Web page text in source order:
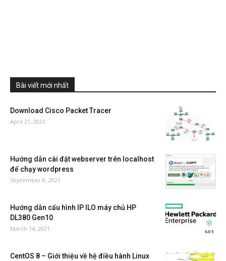
Bài viết mới nhất
Download Cisco Packet Tracer
April 21, 2023
Hướng dẫn cài đặt webserver trên localhost
để chạy wordpress
September 8, 2021
Hướng dẫn cấu hình IP ILO máy chủ HP
DL380 Gen10
March 14, 2021
CentOS 8 – Giới thiệu về hệ điều hành Linux